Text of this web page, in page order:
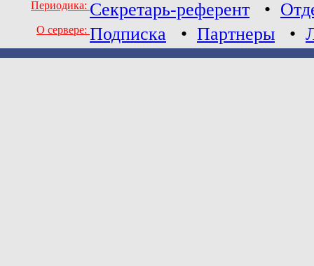
Периодика: Секретарь-референт •
О сервере: Подписка • Партнеры •